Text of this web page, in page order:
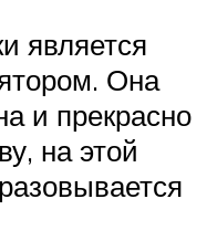
является
Она
и прекрасно
на этой